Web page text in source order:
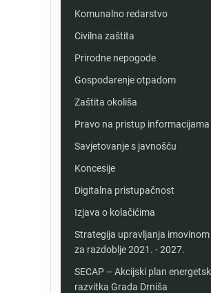
Komunalno redarstvo
Civilna zaštita
Prirodne nepogode
Gospodarenje otpadom
Zaštita okoliša
Pravo na pristup informacijama
Savjetovanje s javnošću
Koncesije
Digitalna pristupačnost
Izjava o kolačićima
Strategija upravljanja
za razdoblje 2021. - 2027.
SECAP – Akcijski plan
razvitka Grada Drniša